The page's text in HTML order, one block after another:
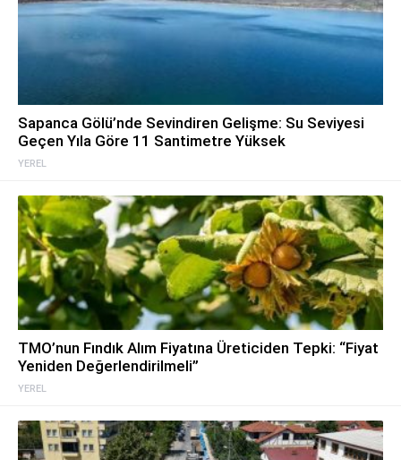
YEREL
Sapanca Gölü’nde Sevindiren Gelişme: Su Seviyesi
Geçen Yıla Göre 11 Santimetre Yüksek
YEREL
TMO’nun Fındık Alım Fiyatına Üreticiden Tepki: “Fiyat
Yeniden Değerlendirilmeli”